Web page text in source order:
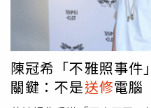
里輕軌營運模式須與淡海
設效益難以評估。此外，
運量預估、部分車站設置必
機，以及駐車廠費用重複編
道局呼籲，新北市政府應加
儘速凝聚共識。交通部與鐵
陳冠希「不雅照事件
關鍵：不是送修電腦